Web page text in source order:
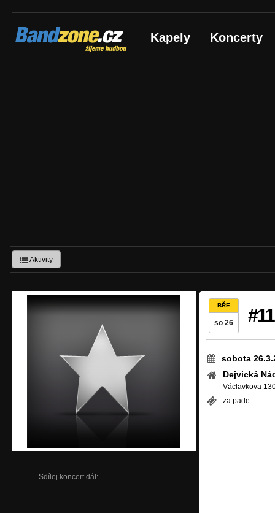
Bandzone.cz
žijeme hudbou Kapely Koncerty
Aktivity
Sdílej koncert dál:
BŘE
so 26
sobota
Dejvická
Václavkova
za pade